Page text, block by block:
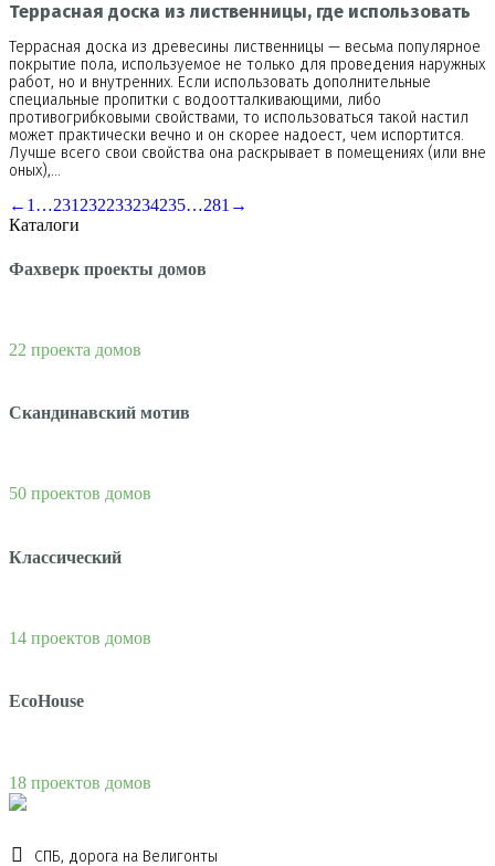
Террасная доска из лиственницы, где использовать
Террасная доска из древесины лиственницы — весьма популярное
покрытие пола, используемое не только для проведения наружных
работ, но и внутренних. Если использовать дополнительные
специальные пропитки с водоотталкивающими, либо
противогрибковыми свойствами, то использоваться такой настил
может практически вечно и он скорее надоест, чем испортится.
Лучше всего свои свойства она раскрывает в помещениях (или вне
оных),…
← 1 …231 232233234235…281 →
Каталоги
Фахверк проекты домов
22 проекта домов
Скандинавский мотив
50 проектов домов
Классический
14 проектов домов
EcoHouse
18 проектов домов
СПБ, дорога на Велигонты